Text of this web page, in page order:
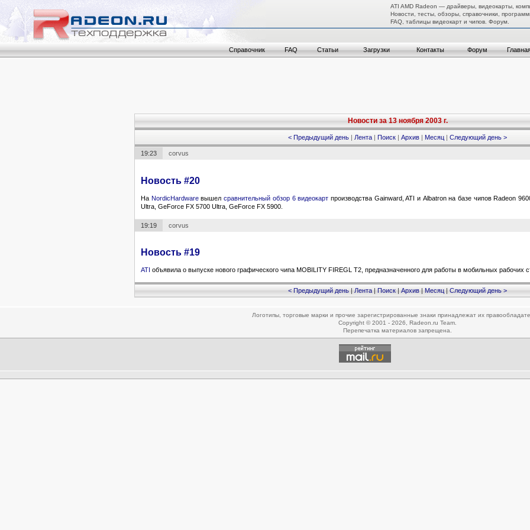
ATI AMD Radeon — драйверы, видеокарты,
Новости, тесты, обзоры, справочники,
FAQ, таблицы видеокарт и чипов. Форум.
Справочник FAQ Статьи Загрузки Контакты Форум
Новости за 13 ноября 2003 г.
< Предыдущий день | Лента | Поиск | Архив | Месяц | Следующий день >
19:23 corvus
Новость #20
На NordicHardwareвышелсравнительный обзор 6 видеокарт производства Gainward, ATI и Albatron на базе чипов Radeon
Ultra, GeForce FX 5700 Ultra, GeForce FX 5900.
19:19 corvus
Новость #19
ATI объявила о выпуске нового графического чипа MOBILITY FIREGL T2, предназначенного для работы в мобильных рабочих
< Предыдущий день Лента| Поиск Архив Месяц Следующий день >
Логотипы, торговые марки и прочие зарегистрированные знаки принадлежат их
Copyright © 2001 - 2026, Radeon.ru Team.
Перепечатка материалов запрещена.